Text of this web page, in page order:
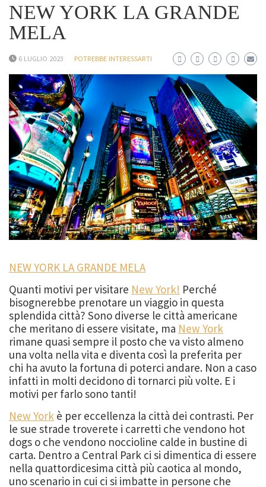
NEW YORK LA GRANDE
MELA
6 LUGLIO 2023 POTREBBE INTERESSARTI
NEW YORK LA GRANDE MELA
Quanti motivi per visitare New York! Perché
bisognerebbe prenotare un viaggio in questa
splendida città? Sono diverse le città americane
che meritano di essere visitate, ma New York
rimane quasi sempre il posto che va visto almeno
una volta nella vita e diventa così la preferita per
chi ha avuto la fortuna di poterci andare. Non a caso
infatti in molti decidono di tornarci più volte. E i
motivi per farlo sono tanti!
New York è per eccellenza la città dei contrasti. Per
le sue strade troverete i carretti che vendono hot
dogs o che vendono noccioline calde in bustine di
carta. Dentro a Central Park ci si dimentica di essere
nella quattordicesima città più caotica al mondo,
uno scenario in cui ci si imbatte in persone che